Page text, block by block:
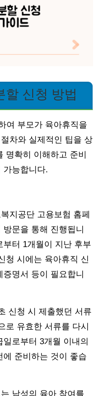
할 신청 방법
여 부모가 육아휴직을
차와 실제적인 팁을 상
명확히 이해하고 준비
가능합니다.
지공단 고용보험 홈페
문을 통해 진행됩니
터 1개월이 지난 후부
청 시에는 육아휴직 신
명서 등이 필요합니
신청 시 제출했던 서류
로 유효한 서류를 다시
로부터 3개월 이내의
준비하는 것이 좋습
남성의 육아 참여를